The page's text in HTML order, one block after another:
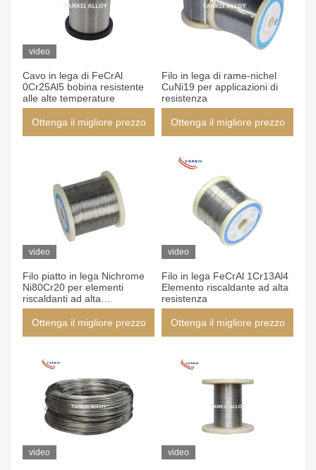
video
Cavo in lega di FeCrAl
0Cr25Al5 bobina resistente
alle alte temperature
Ottenga il migliore prezzo
Filo in lega di rame-nichel
CuNi19 per applicazioni di
resistenza
Ottenga il migliore prezzo
video
Filo piatto in lega Nichrome
Ni80Cr20 per elementi
riscaldanti ad alta
temperatura
Ottenga il migliore prezzo
video
Filo in lega FeCrAl 1Cr13Al4
Elemento riscaldante ad alta
resistenza
Ottenga il migliore prezzo
video video